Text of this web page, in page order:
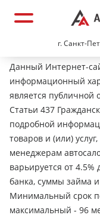
г. Санкт-
Данный Интернет-
информационный
является
Статьи 437
подробной
товаров и (или)
менеджерам
варьируется от 4.5%
банка, суммы займа
Минимальный срок
максимальный - 96